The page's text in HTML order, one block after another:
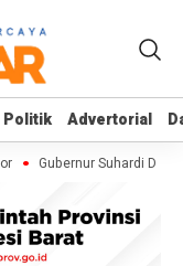
Politik Advertorial
Politik Advertorial
Gubernur Suhardi Duka